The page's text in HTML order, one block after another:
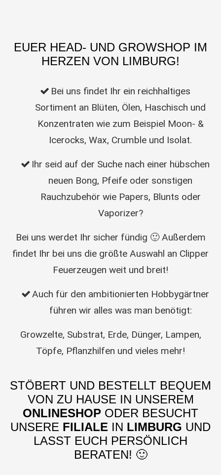
EUER HEAD- UND GROWSHOP IM
HERZEN VON LIMBURG!
Bei uns findet Ihr ein reichhaltiges
Sortiment an Blüten, Ölen, Haschisch und
Konzentraten wie zum Beispiel Moon- &
Icerocks, Wax, Crumble und Isolat.
Ihr seid auf der Suche nach einer hübschen
neuen Bong, Pfeife oder sonstigen
Rauchzubehör wie Papers, Blunts oder
Vaporizer?
Bei uns werdet Ihr sicher fündig 🙂 Außerdem
findet Ihr bei uns die größte Auswahl an Clipper
Feuerzeugen weit und breit!
Auch für den ambitionierten Hobbygärtner
führen wir alles was man benötigt:
Growzelte, Substrat, Erde, Dünger, Lampen,
Töpfe, Pflanzhilfen und vieles mehr!
STÖBERT UND BESTELLT BEQUEM
VON ZU HAUSE IN UNSEREM
ONLINESHOP ODER BESUCHT
UNSERE FILIALE IN LIMBURG UND
LASST EUCH PERSÖNLICH
BERATEN! 🙂